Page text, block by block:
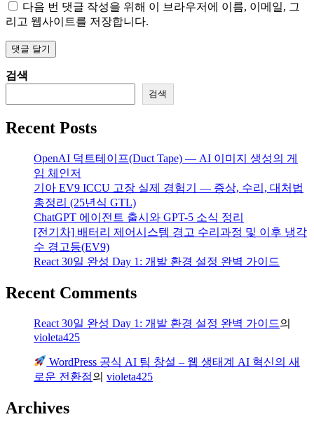
다음 번 댓글 작성을 위해 이 브라우저에 이름, 이메일, 그
리고 웹사이트를 저장합니다.
검색
검색
Recent Posts
OpenAI 덕트테이프(Duct Tape) — AI 이미지 생성의 게
임 체인저
기아 EV9 ICCU 고장 실제 경험기 — 증상, 수리, 대처법
총정리 (25년식 GTL)
ChatGPT 에이전트 출시와 GPT-5 소식 정리
[전기차] 배터리 제어시스템 경고 수리과정 및 이후 냉각
수 경고등(EV9)
React 30일 완성 Day 1: 개발 환경 설정 완벽 가이드
Recent Comments
React 30일 완성 Day 1: 개발 환경 설정 완벽 가이드의
violeta425
WordPress 공식 AI 팀 창설 – 웹 생태계 AI 혁신의 새
로운 전환점의 violeta425
Archives